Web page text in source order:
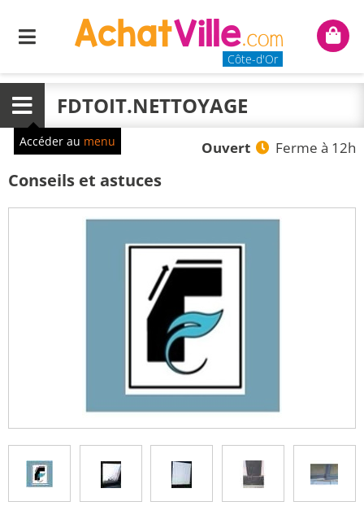
Menu
Côte-d'Or
Mon
Menu FDTOIT.NETTOYAGE
Ouvert Ferme à 12h
Accéder au menu
Conseils et astuces